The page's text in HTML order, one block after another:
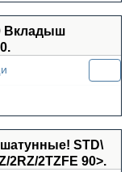
Вкладыш
STD\
2RZ/2TZFE 90>.